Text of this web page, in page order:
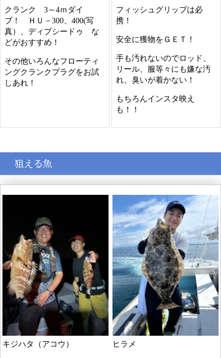
クランク 3～4ｍダイ
ブ！ ＨＵ－300、400(写
真）、ディプシードゥ な
どがおすすめ！
その他いろんなフローティ
ングクランクプラグをお試
しあれ！
フィッシュグリップは必
携！
安全に獲物をＧＥＴ！
手も汚れないのでロッド、
リール、服等々にも嫌な汚
れ、臭いが着かない！
もちろんインスタ映え
も！！
狙える魚
キジハタ（アコウ） ヒラメ